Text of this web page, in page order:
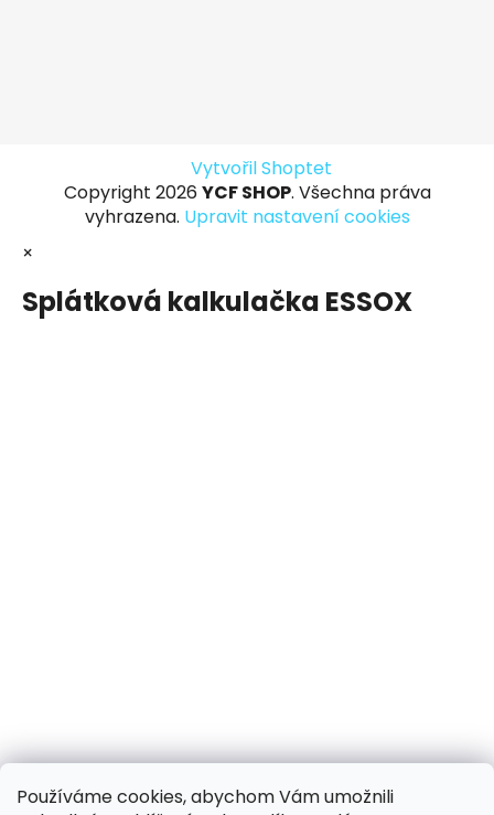
Používáme cookies, abychom Vám umožnili
Vytvořil Shoptet
Copyright 2026 YCF SHOP. Všechna práva
vyhrazena. Upravit nastavení cookies
×
Splátková kalkulačka ESSOX